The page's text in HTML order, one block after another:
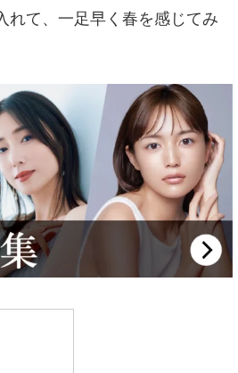
れて、一足早く春を感じてみ